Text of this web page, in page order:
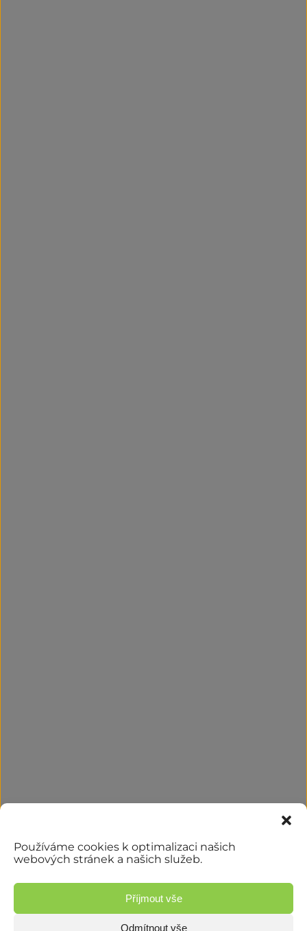
Používáme cookies k optimalizaci našich
webových stránek a našich služeb.
Příjmout vše
Odmítnout vše